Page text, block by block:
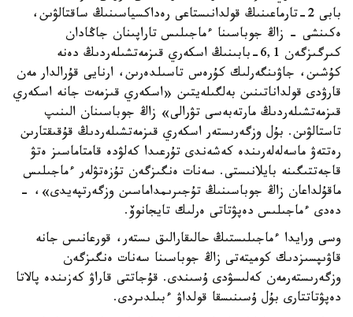
بابى 2-تارماعىنىڭ قولدانىستاعى رەداكسياسىنىڭ ساقتالۋىن،
ەكىنشى - زاڭ جوباسىنا ءماجىلىس تاراپىنان جاڭادان
كىرگىزگەن 6,1-بابىنىڭ اسكەري قىزمەتشىلەردىڭ دەنە
كۇشىن، جاۋىنگەرلىك كۇرەس تاسىلدەرىن، ارنايى قۇرالدار مەن
قارۋدى قولداناتىنىن بەلگىلەيتىن «اسكەري قىزمەت جانە اسكەري
قىزمەتشىلەردىڭ مارتەبەسى تۋرالى» زاڭ جوباسىنان الىنىپ
تاستالۋىن. بۇل وزگەرىستەر اسكەري قىزمەتشىلەردىڭ قۇقىقتارىن
رەتتەۋ ماسەلەلەرىندە كەشەندى تۇرعىدا كەلۋدە قامتاماسىز ەتۋ
قاجەتتىگىنە بايلانىستى. سەنات ەنگىزگەن تۇزەتۋلەر ءماجىلىس
ماقۇلداعان زاڭ جوباسىنىڭ تۇجىرىمداماسىن وزگەرتپەيدى»، -
دەدى ءماجىلىس دەپۋتاتى ەرلىك تايجانوۆ.
وسى ورايدا ءماجىلىستىڭ حالىقارالىق ىستەر، قورعانىس جانە
قاۋىپسىزدىك كوميتەتى زاڭ جوباسىنا سەنات ەنگىزگەن
وزگەرىستەرمەن كەلىسۋدى ۇسىندى. قۇجاتتى قاراۋ كەزىندە پالاتا
دەپۋتاتتارى بۇل ۇسىنىسقا قولداۋ ءبىلدىردى.